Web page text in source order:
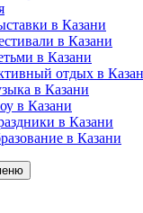
в Казани
в Казани
в Казани
отдых в
в Казани
в Казани
в Казани
в Казани